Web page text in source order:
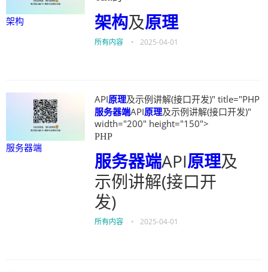
架构 架构及原理
所有内容 • 2025-04-01
服务器端
API原理及示例讲解(接口开发)" title="PHP
服务器端API原理及示例讲解(接口开发)"
width="200" height="150">
PHP
服务器端API原理及
示例讲解(接口开
发)
所有内容 • 2025-04-01